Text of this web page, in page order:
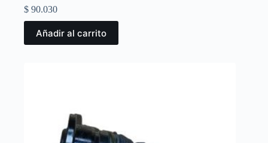
$ 90.030
Añadir al carrito